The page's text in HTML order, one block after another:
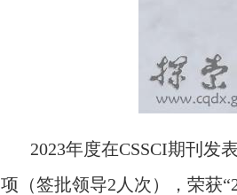
2023年度在CSSCI期刊发
项（签批领导2人次）
， 荣获